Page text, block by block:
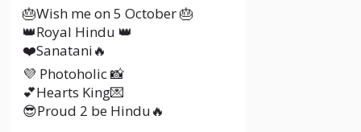
🎂Wish me on 5 October 🎂
👑Royal Hindu 👑
❤️Sanatani🔥
💜 Photoholic 📸
💕Hearts King💌
😎Proud 2 be Hindu🔥